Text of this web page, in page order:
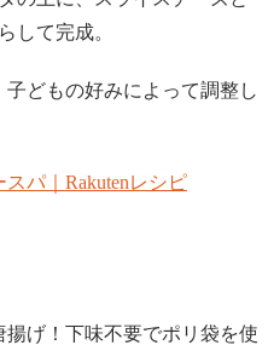
して完成。
どもの好みによって調整し
パ｜Rakutenレシピ
げ！下味不要でポリ袋を使